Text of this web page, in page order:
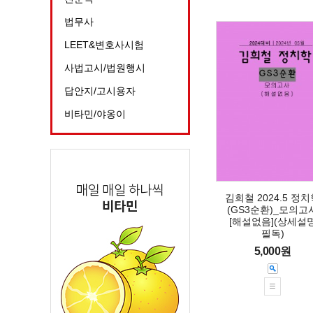
법무사
LEET&변호사시험
사법고시/법원행시
답안지/고시용자
비타민/야옹이
김희철 2024.5 정치
(GS3순환)_모의고
[해설없음](상세설
필독)
5,000원